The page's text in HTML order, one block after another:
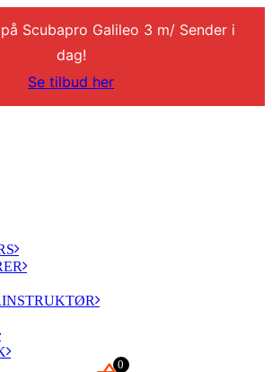
Scubapro Galileo 3 m/ Sender i
dag!
Se tilbud her
0